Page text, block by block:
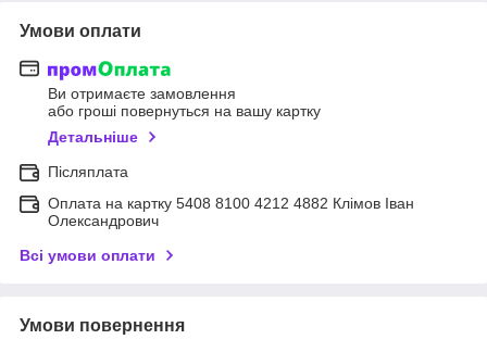
Умови оплати
Ви отримаєте замовлення
або гроші повернуться на вашу картку
Детальніше
Післяплата
Оплата на картку 5408 8100 4212 4882 Клімов Іван
Олександрович
Всі умови оплати
Умови повернення